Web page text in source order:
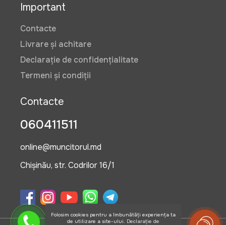
Important
Contacte
Livrare și achitare
Declarație de confidențialitate
Termeni și condiții
Contacte
060411511
online@muncitorul.md
Chișinău, str. Codrilor 16/1
Folosim cookies pentru a îmbunătăți experiența ta
de utilizare a site-ului. Declarație de